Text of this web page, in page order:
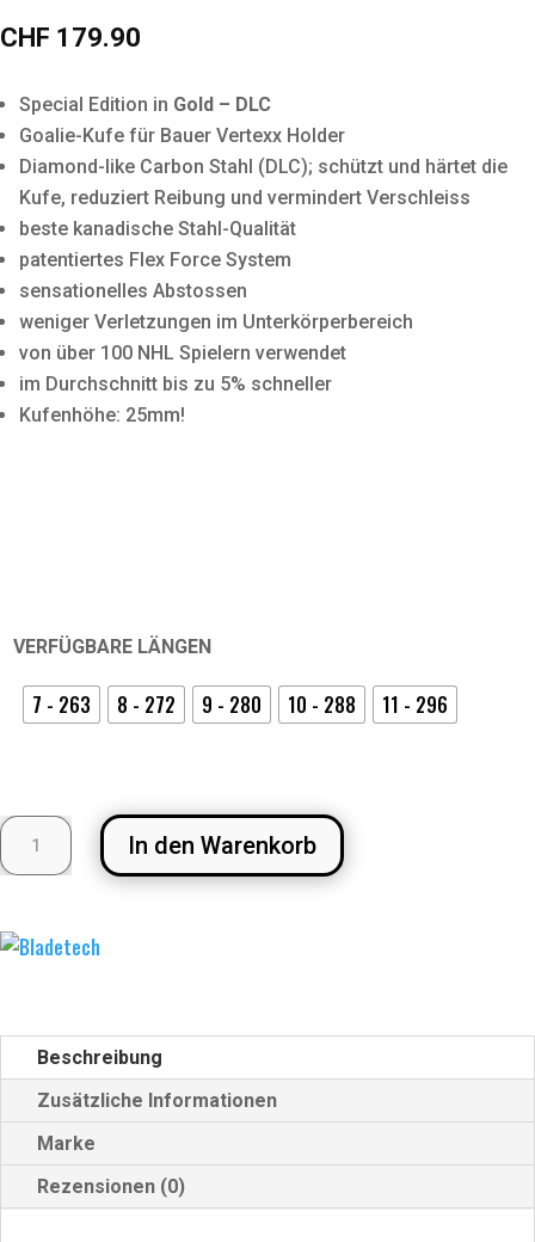
CHF 179.90
Special Edition in Gold – DLC
Goalie-Kufe für Bauer Vertexx Holder
Diamond-like Carbon Stahl (DLC); schützt und härtet die
Kufe, reduziert Reibung und vermindert Verschleiss
beste kanadische Stahl-Qualität
patentiertes Flex Force System
sensationelles Abstossen
weniger Verletzungen im Unterkörperbereich
von über 100 NHL Spielern verwendet
im Durchschnitt bis zu 5% schneller
Kufenhöhe: 25mm!
VERFÜGBARE LÄNGEN
7 - 263 8 - 272 9 - 280 10 - 288 11 - 296
BLADETECH
'GOLD
STEEL'
GOALIE
BAUER
BAUER
VERTEXX
MENGE
In den Warenkorb
Beschreibung
Zusätzliche Informationen
Marke
Rezensionen (0)